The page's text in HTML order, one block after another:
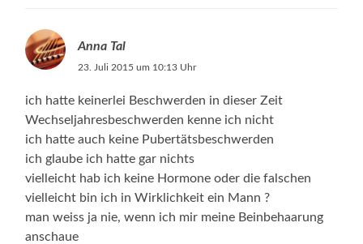
Anna Tal
23. Juli 2015 um 10:13 Uhr
ich hatte keinerlei Beschwerden in dieser Zeit
Wechseljahresbeschwerden kenne ich nicht
ich hatte auch keine Pubertätsbeschwerden
ich glaube ich hatte gar nichts
vielleicht hab ich keine Hormone oder die falschen
vielleicht bin ich in Wirklichkeit ein Mann ?
man weiss ja nie, wenn ich mir meine Beinbehaarung
anschaue